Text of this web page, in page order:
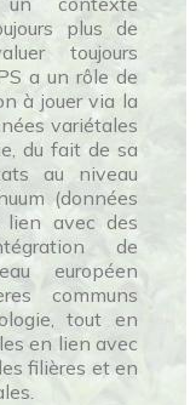
plus de
toujours
a un rôle de
à jouer via la
variétales
du fait de sa
au niveau
(données
avec des
de
européen
communs
tout en
en lien avec
filières et en